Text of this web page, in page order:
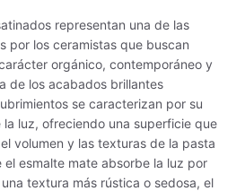
CRACKLES
representan una de las
por los ceramistas que buscan
orgánico, contemporáneo y
de los acabados brillantes
se caracterizan por su
la luz, ofreciendo una superficie que
volumen y las texturas de la pasta
esmalte mate absorbe la luz por
textura más rústica o sedosa, el